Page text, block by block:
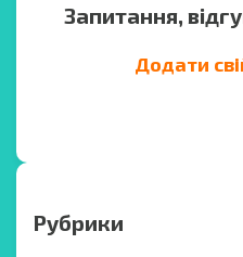
Запитання,
Додати
Рубрики